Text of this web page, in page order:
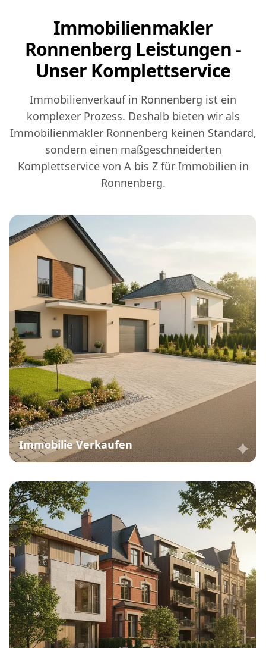
Immobilienmakler
Ronnenberg Leistungen -
Unser Komplettservice
Immobilienverkauf in Ronnenberg ist ein
komplexer Prozess. Deshalb bieten wir als
Immobilienmakler Ronnenberg keinen Standard,
sondern einen maßgeschneiderten
Komplettservice von A bis Z für Immobilien in
Ronnenberg.
Immobilie Verkaufen